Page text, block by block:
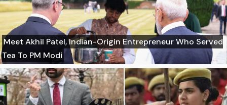
Meet Akhil Patel, Indian-Origin Entrepreneur Who Served
Tea To PM Modi